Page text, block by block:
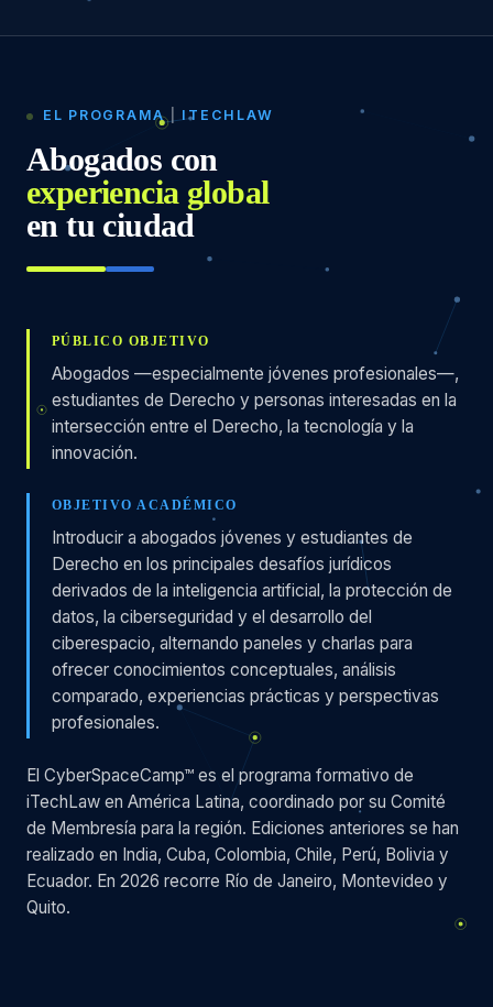
EL PROGRAMA ITECHLAW
Abogados con
experiencia global
en tu ciudad
PÚBLICO OBJETIVO
Abogados —especialmente jóvenes profesionales—,
estudiantes de Derecho y personas interesadas en la
intersección entre el Derecho, la tecnología y la
innovación.
OBJETIVO ACADÉMICO
Introducir a abogados jóvenes y estudiantes de
Derecho en los principales desafíos jurídicos
derivados de la inteligencia artificial, la protección de
datos, la ciberseguridad y el desarrollo del
ciberespacio, alternando paneles y charlas para
ofrecer conocimientos conceptuales, análisis
comparado, experiencias prácticas y perspectivas
profesionales.
El CyberSpaceCamp™ es el programa formativo de
iTechLaw en América Latina, coordinado por su Comité
de Membresía para la región. Ediciones anteriores se han
realizado en India, Cuba, Colombia, Chile, Perú, Bolivia y
Ecuador. En 2026 recorre Río de Janeiro, Montevideo y
Quito.